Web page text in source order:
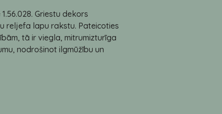
Griestu dekors
reljefa lapu rakstu. Pateicoties
tā ir viegla, mitrumizturīga
nodrošinot ilgmūžību un